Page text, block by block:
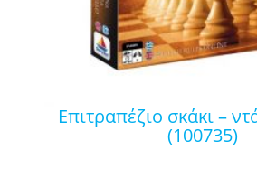
επιτραπέζιο σκάκι – ντάμα – τάβλι
(100735)